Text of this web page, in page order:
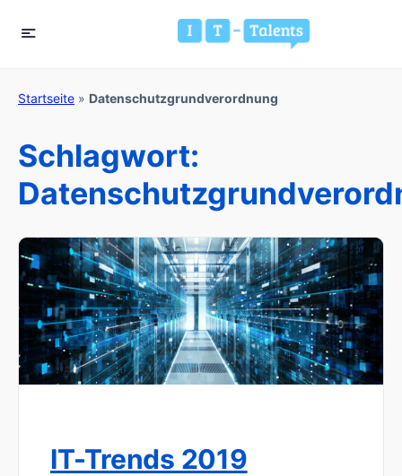
Startseite » Datenschutzgrundverordnung
Schlagwort:
IT-Trends 2019